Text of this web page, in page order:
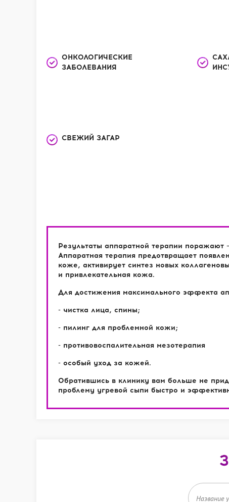
ОНКОЛОГИЧЕСКИЕ
ЗАБОЛЕВАНИЯ
СВЕЖИЙ ЗАГАР
Результаты аппаратной терапии
Аппаратная терапия предотвращает
коже, активирует синтез новых
и привлекательная кожа.
Для достижения максимального эффекта
- чистка лица, спины;
- пилинг для проблемной кожи;
- противовоспалительная мезотерапия
- особый уход за кожей.
Обратившись в клинику вам больше не
проблему угревой сыпи быстро и